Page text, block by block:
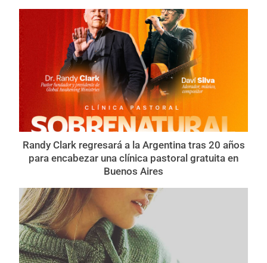
Randy Clark regresará a la Argentina tras 20 años
para encabezar una clínica pastoral gratuita en
Buenos Aires